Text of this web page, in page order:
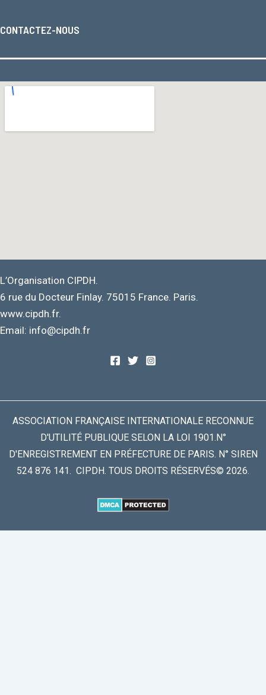
CONTACTEZ-NOUS
L’Organisation CIPDH.
6 rue du Docteur Finlay. 75015 France. Paris.
www.cipdh.fr.
Email: info@cipdh.fr
ASSOCIATION FRANÇAISE INTERNATIONALE RECONNUE
D'UTILITÉ PUBLIQUE SELON LA LOI 1901.N°
D'ENREGISTREMENT EN PRÉFECTURE DE PARIS. N° SIREN
524 876 141. CIPDH. TOUS DROITS RÉSERVÉS© 2026.